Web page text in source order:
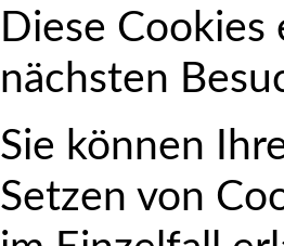
Diese
nächsten
Sie können
Setzen von